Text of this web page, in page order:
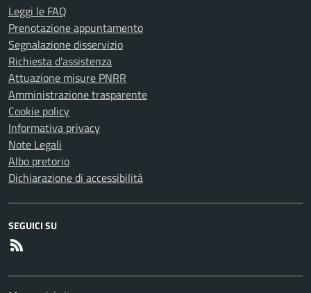
Leggi le FAQ
Prenotazione appuntamento
Segnalazione disservizio
Richiesta d'assistenza
Attuazione misure PNRR
Amministrazione trasparente
Cookie policy
Informativa privacy
Note Legali
Albo pretorio
Dichiarazione di accessibilità
SEGUICI SU